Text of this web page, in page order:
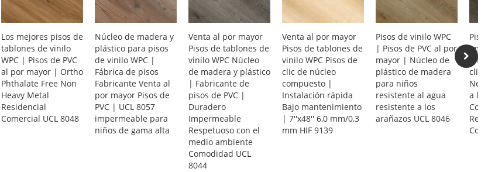
Los mejores pisos de
tablones de vinilo
WPC | Pisos de PVC
al por mayor | Ortho
Phthalate Free Non
Heavy Metal
Residencial
Comercial UCL 8048
Núcleo de madera y
plástico para pisos
de vinilo WPC |
Fábrica de pisos
Fabricante Venta al
por mayor Pisos de
PVC | UCL 8057
impermeable para
niños de gama alta
Venta al por mayor
Pisos de tablones de
vinilo WPC Núcleo
de madera y plástico
| Fabricante de
pisos de PVC |
Duradero
Impermeable
Respetuoso con el
medio ambiente
Comodidad UCL
8044
Venta al por mayor
Pisos de tablones de
vinilo WPC Pisos de
clic de núcleo
compuesto |
Instalación rápida
Bajo mantenimiento
| 7''x48'' 6,0 mm/0,3
mm HIF 9139
Pisos de vinilo WPC
| Pisos de PVC al por
mayor | Núcleo de
plástico de madera
para niños
resistente al agua
resistente a los
arañazos UCL 8046
clic
a